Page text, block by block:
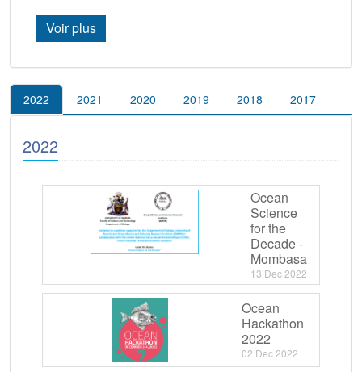
Voir plus
2022 2021 2020 2019 2018 2017
2022
Ocean
Science
for the
Decade -
Mombasa
13 Dec 2022
Ocean
Hackathon
2022
02 Dec 2022